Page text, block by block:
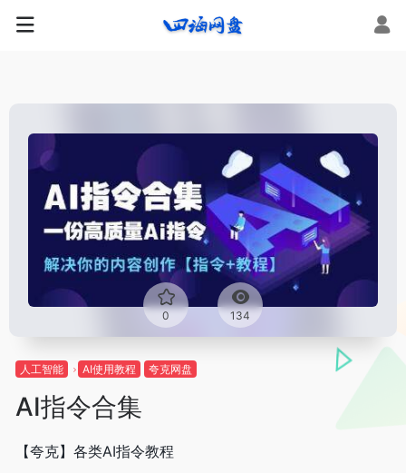
0 134
人工智能 AI使用教程 夸克网盘
AI指令合集
【夸克】各类AI指令教程